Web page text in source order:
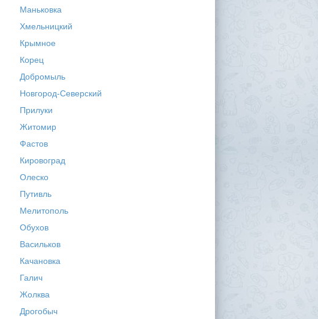
Маньковка
Хмельницкий
Крымное
Корец
Добромыль
Новгород-Северский
Прилуки
Житомир
Фастов
Кировоград
Олеско
Путивль
Мелитополь
Обухов
Васильков
Качановка
Галич
Жолква
Дрогобыч